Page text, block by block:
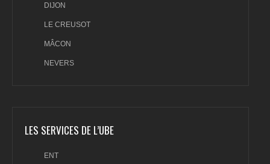
DIJON
LE CREUSOT
MÂCON
NEVERS
LES SERVICES DE L’UBE
ENT